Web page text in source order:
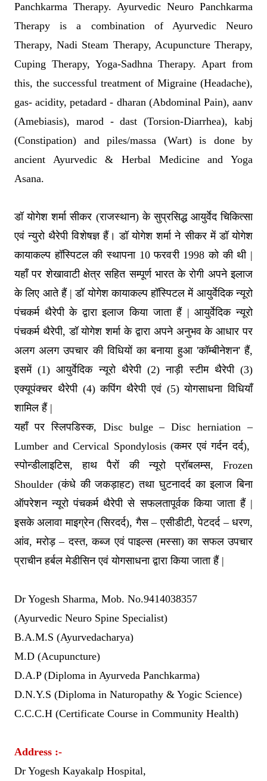
Panchkarma Therapy. Ayurvedic Neuro Panchkarma
Therapy is a combination of Ayurvedic Neuro
Therapy, Nadi Steam Therapy, Acupuncture Therapy,
Cuping Therapy, Yoga-Sadhna Therapy. Apart from
this, the successful treatment of Migraine (Headache),
gas- acidity, petadard - dharan (Abdominal Pain), aanv
(Amebiasis), marod - dast (Torsion-Diarrhea), kabj
(Constipation) and piles/massa (Wart) is done by
ancient Ayurvedic & Herbal Medicine and Yoga
Asana.
डॉ योगेश शर्मा सीकर (राजस्थान) के सुप्रसिद्ध आयुर्वेद चिकित्सा
एवं न्युरो थैरेपी विशेषज्ञ हैं। डॉ योगेश शर्मा ने सीकर में डॉ योगेश
कायाकल्प हॉस्पिटल की स्थापना 10 फरवरी 1998 को की थी |
यहाँ पर शेखावाटी क्षेत्र सहित सम्पूर्ण भारत के रोगी अपने इलाज
के लिए आते हैं | डॉ योगेश कायाकल्प हॉस्पिटल में आयुर्वेदिक न्यूरो
पंचकर्म थैरेपी के द्वारा इलाज किया जाता हैं | आयुर्वेदिक न्यूरो
पंचकर्म थैरेपी, डॉ योगेश शर्मा के द्वारा अपने अनुभव के आधार पर
अलग अलग उपचार की विधियों का बनाया हुआ 'कॉम्बीनेशन' हैं,
इसमें (1) आयुर्वेदिक न्यूरो थैरेपी (2) नाड़ी स्टीम थैरेपी (3)
एक्यूपंक्चर थैरेपी (4) कपिंग थैरेपी एवं (5) योगसाधना विधियाँ
शामिल हैं |
यहाँ पर स्लिपडिस्क, Disc bulge – Disc herniation –
Lumber and Cervical Spondylosis (कमर एवं गर्दन दर्द),
स्पोन्डीलाइटिस, हाथ पैरों की न्यूरो प्रॉबलम्स, Frozen
Shoulder (कंधे की जकड़ाहट) तथा घुटनादर्द का इलाज बिना
ऑपरेशन न्यूरो पंचकर्म थैरेपी से सफलतापूर्वक किया जाता हैं |
इसके अलावा माइग्रेन (सिरदर्द), गैस – एसीडीटी, पेटदर्द – धरण,
आंव, मरोड़ – दस्त, कब्ज एवं पाइल्स (मस्सा) का सफल उपचार
प्राचीन हर्बल मेडीसिन एवं योगसाधना द्वारा किया जाता हैं |
Dr Yogesh Sharma, Mob. No.9414038357
(Ayurvedic Neuro Spine Specialist)
B.A.M.S (Ayurvedacharya)
M.D (Acupuncture)
D.A.P (Diploma in Ayurveda Panchkarma)
D.N.Y.S (Diploma in Naturopathy & Yogic Science)
C.C.C.H (Certificate Course in Community Health)
Address :-
Dr Yogesh Kayakalp Hospital,